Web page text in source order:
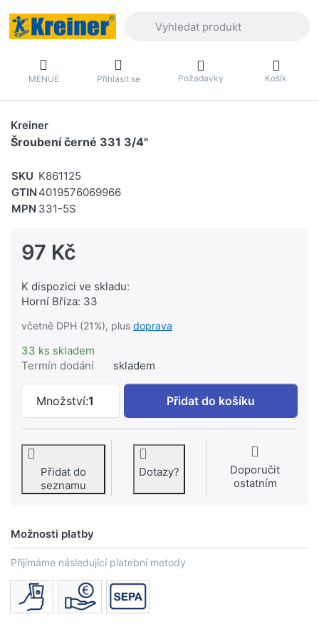
MENUE Přihlásit se Požadavky Košík
Kreiner
Šroubení černé 331 3/4"
SKU K861125
GTIN 4019576069966
MPN 331-5S
97 Kč
K dispozici ve skladu:
Horní Bříza: 33
včetně DPH (21%), plus doprava
33 ks skladem
Termín dodání
skladem
Množství:1
Šroubení černé 331 3/4" k 97 Kč,
Přidat do košíku
Přidat do
seznamu
Dotazy?
Doporučit
ostatním
Možnosti platby
Přijímáme následující platební metody